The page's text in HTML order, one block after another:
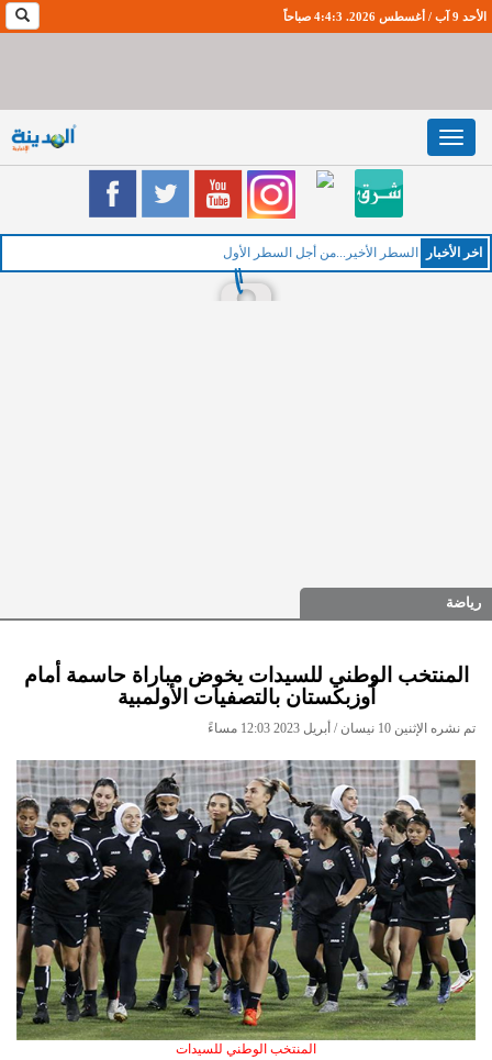
الأحد 9 آب / أغسطس 2026. 4:4:4 صباحاً
Toggle
navigation
اخر اﻷخبار
رياضة
المنتخب الوطني للسيدات يخوض مباراة حاسمة أمام
أوزبكستان بالتصفيات الأولمبية
تم نشره الإثنين 10 نيسان / أبريل 2023 12:03 مساءً
المنتخب الوطني للسيدات